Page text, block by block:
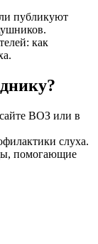
публикуют
как
ВОЗ или в
слуха.
помогающие